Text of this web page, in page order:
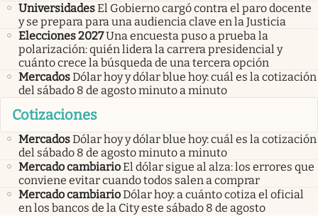
UniversidadesEl Gobierno cargó contra el paro docente
y se prepara para una audiencia clave en la Justicia
Elecciones 2027Una encuesta puso a prueba la
polarización: quién lidera la carrera presidencial y
cuánto crece la búsqueda de una tercera opción
MercadosDólar hoy y dólar blue hoy: cuál es la cotización
del sábado 8 de agosto minuto a minuto
Cotizaciones
MercadosDólar hoy y dólar blue hoy: cuál es la cotización
del sábado 8 de agosto minuto a minuto
Mercado cambiarioEl dólar sigue al alza: los errores que
conviene evitar cuando todos salen a comprar
Mercado cambiarioDólar hoy: a cuánto cotiza el oficial
en los bancos de la City este sábado 8 de agosto